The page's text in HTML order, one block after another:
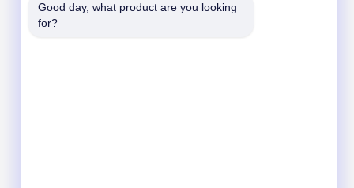
Στείλτε μας μήνυμα
Good day, what product are you looking
for?